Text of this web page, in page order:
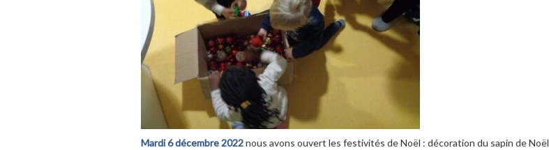
Mardi 6 décembre 2022nous avons ouvert les festivités de Noël : décoration du sapin de Noël